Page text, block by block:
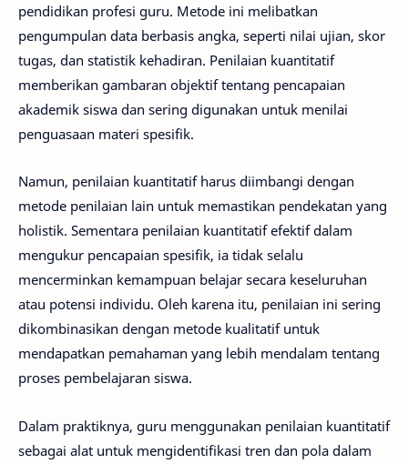
pendidikan profesi guru. Metode ini melibatkan
pengumpulan data berbasis angka, seperti nilai ujian, skor
tugas, dan statistik kehadiran. Penilaian kuantitatif
memberikan gambaran objektif tentang pencapaian
akademik siswa dan sering digunakan untuk menilai
penguasaan materi spesifik.
Namun, penilaian kuantitatif harus diimbangi dengan
metode penilaian lain untuk memastikan pendekatan yang
holistik. Sementara penilaian kuantitatif efektif dalam
mengukur pencapaian spesifik, ia tidak selalu
mencerminkan kemampuan belajar secara keseluruhan
atau potensi individu. Oleh karena itu, penilaian ini sering
dikombinasikan dengan metode kualitatif untuk
mendapatkan pemahaman yang lebih mendalam tentang
proses pembelajaran siswa.
Dalam praktiknya, guru menggunakan penilaian kuantitatif
sebagai alat untuk mengidentifikasi tren dan pola dalam